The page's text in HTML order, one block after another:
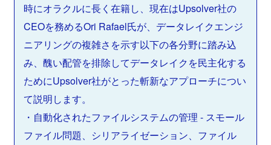
時にオラクルに長く在籍し、現在はUpsolver社の
CEOを務めるOri Rafael氏が、データレイクエンジ
ニアリングの複雑さを示す以下の各分野に踏み込
み、醜い配管を排除してデータレイクを民主化する
ためにUpsolver社がとった斬新なアプローチについ
て説明します。
・自動化されたファイルシステムの管理 - スモール
ファイル問題、シリアライゼーション、ファイル